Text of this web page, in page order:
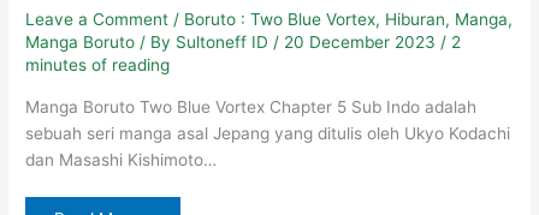
Leave a Comment / Boruto : Two Blue Vortex, Hiburan, Manga,
Manga Boruto / By Sultoneff ID / 20 December 2023 / 2
minutes of reading
Manga Boruto Two Blue Vortex Chapter 5 Sub Indo adalah
sebuah seri manga asal Jepang yang ditulis oleh Ukyo Kodachi
dan Masashi Kishimoto…